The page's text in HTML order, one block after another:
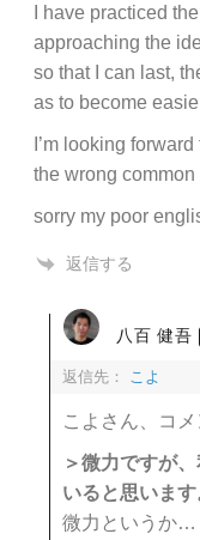
I have practiced
approaching the
so that I can last,
as to become
I’m looking
the wrong
sorry my poor
返信する
八百 健吾
返信先： こよ
こよさん、コ
＞微力ですが
いると思います
微力というか